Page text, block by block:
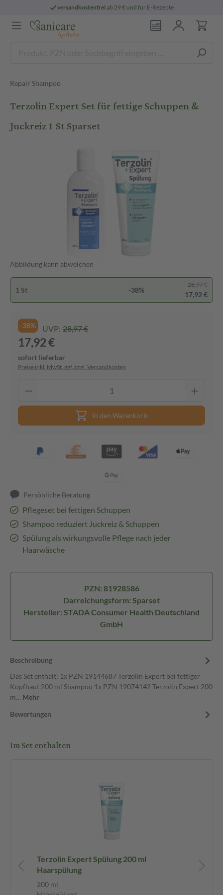
versandkostenfreiab 29 € und für E-Rezepte
Repair Shampoo
Terzolin Expert Set für fettige Schuppen &
Juckreiz 1 St Sparset
Abbildung kann abweichen
1 St -38%
28,97 €
17,92 €
-38% UVP: 28,97 €
17,92 €
sofort lieferbar
Preise inkl. MwSt. ggf. zzgl. Versandkosten
In den Warenkorb
Persönliche Beratung
Pflegeset bei fettigen Schuppen
Shampoo reduziert Juckreiz & Schuppen
Spülung als wirkungsvolle Pflege nach jeder
Haarwäsche
PZN: 81928586
Darreichungsform: Sparset
Hersteller: STADA Consumer Health Deutschland
GmbH
Beschreibung
Das Set enthält: 1x PZN 19144687 Terzolin Expert bei fettiger
Kopfhaut 200 ml Shampoo 1x PZN 19074142 Terzolin Expert 200
m… Mehr
Bewertungen
Im Set enthalten
Terzolin Expert Spülung 200 ml
Haarspülung
200 ml